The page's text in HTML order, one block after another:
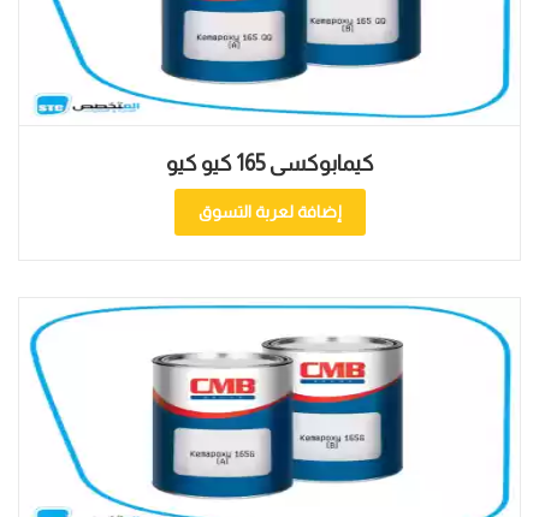
كيمابوكسى 165 كيو كيو
إضافة لعربة التسوق